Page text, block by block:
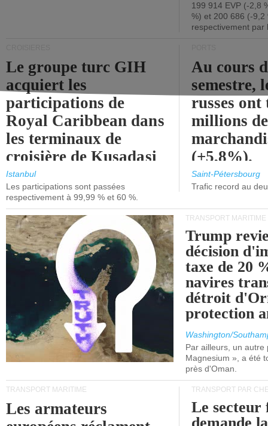
199 914 EVP (-2,8
%) et 200 686 (-9,2
respectivement par
Le groupe turc GIH
acquiert les
participations de
Royal Caribbean dans
les terminaux de
croisière de Kusadasi
et de Lisbonne.
Istanbul
Les participations sont passées
respectivement à 99,99 % et 60 %.
Au cours
semestre,
russes
millions
(+5,8%).
Saint-Pétersbourg
Trafic record au
TRANSPORT MARITIME
Trump
décision
taxe de 20
navires
détroit
protection
Washington/
Par ailleurs, un autre
Magnesium », a été
près d'Oman.
TRANSPORT MARITIME
Les armateurs
TRANSPORT PAR
Le